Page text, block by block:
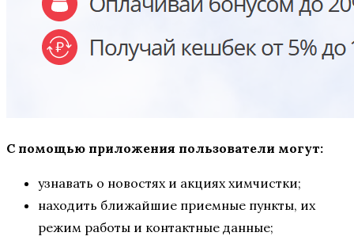
С помощью приложения пользователи могут:
узнавать о новостях и акциях химчистки;
находить ближайшие приемные пункты, их
режим работы и контактные данные;